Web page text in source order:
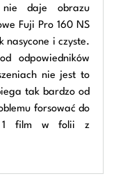
nie daje obrazu
Fuji Pro 160 NS
nasycone i czyste.
odpowiedników
nie jest to
tak bardzo od
forsować do
1 film w folii z